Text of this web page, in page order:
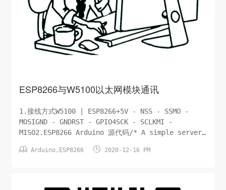
ESP8266与W5100以太网模块通讯
1.接线方式W5100 | ESP8266+5V - NSS - SSMO -
MOSIGND - GNDRST - GPIO4SCK - SCLKMI -
MISO2.ESP8266 Arduino 源代码/* A simple server
. */ /* Circuit: ...
 Arduino, ESP8266  2020-12-16 PM